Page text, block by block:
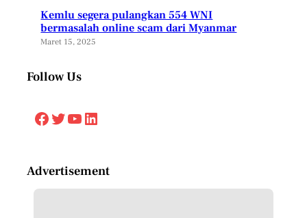
Kemlu segera pulangkan 554 WNI
bermasalah online scam dari Myanmar
Maret 15, 2025
Follow Us
Facebook Twitter YouTube LinkedIn
Advertisement